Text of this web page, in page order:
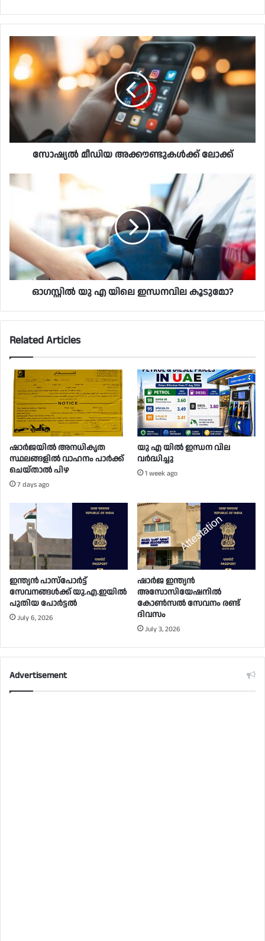
സോഷ്യൽ മീഡിയ അക്കൗണ്ടുകൾക്ക് ലോക്ക്
ഓഗസ്റ്റിൽ യു എ യിലെ ഇന്ധനവില കൂടുമോ?
Related Articles
ഷാർജയിൽ അനധികൃത
സ്ഥലങ്ങളിൽ വാഹനം പാർക്ക്
ചെയ്താൽ പിഴ
7 days ago
യു എ യിൽ ഇന്ധന വില
വർദ്ധിച്ചു
1 week ago
ഇന്ത്യൻ പാസ്പോർട്ട്
സേവനങ്ങൾക്ക് യു.എ.ഇയിൽ
പുതിയ പോർട്ടൽ
July 6, 2026
ഷാർജ ഇന്ത്യൻ
അസോസിയേഷനിൽ
കോൺസൽ സേവനം രണ്ട്
ദിവസം
July 3, 2026
Advertisement